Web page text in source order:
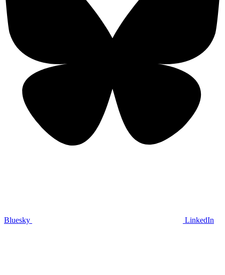
Bluesky LinkedIn